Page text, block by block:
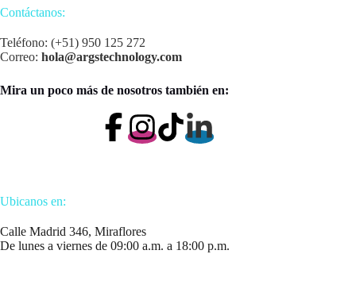
Contáctanos:
Teléfono: (+51) 950 125 272
Correo: hola@argstechnology.com
Mira un poco más de nosotros también en:
Ubicanos en:
Calle Madrid 346, Miraflores
De lunes a viernes de 09:00 a.m. a 18:00 p.m.